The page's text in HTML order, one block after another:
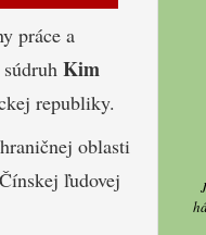
práce a
Kim
republiky.
oblasti
ľudovej